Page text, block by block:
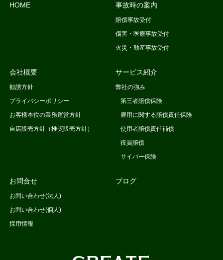
HOME 事故時の案内
賠償事故受付
傷害・医療事故受付
火災・動産事故受付
会社概要
勧誘方針
プライバシーポリシー
お客様本位の業務運営方針
自店販売方針（推奨販売方針）
サービス紹介
弊社の強み
第三者賠償保険
雇用に関する賠償責任保険
使用者賠償責任補償
役員賠償
サイバー保険
お問合せ
お問い合わせ(法人)
お問い合わせ(個人)
採用情報
ブログ